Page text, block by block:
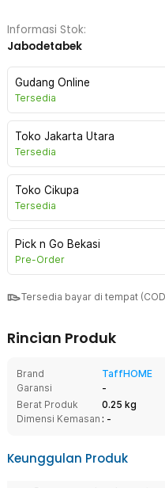
Informasi Stok:
Jabodetabek
Gudang Online
Tersedia
Toko Jakarta Utara
Tersedia
Toko Cikupa
Tersedia
Pick n Go Bekasi
Pre-Order
Tersedia bayar di tempat
Rincian Produk
Brand
TaffHOME
Garansi
-
Berat Produk
0.25 kg
Dimensi Kemasan : -
Keunggulan Produk